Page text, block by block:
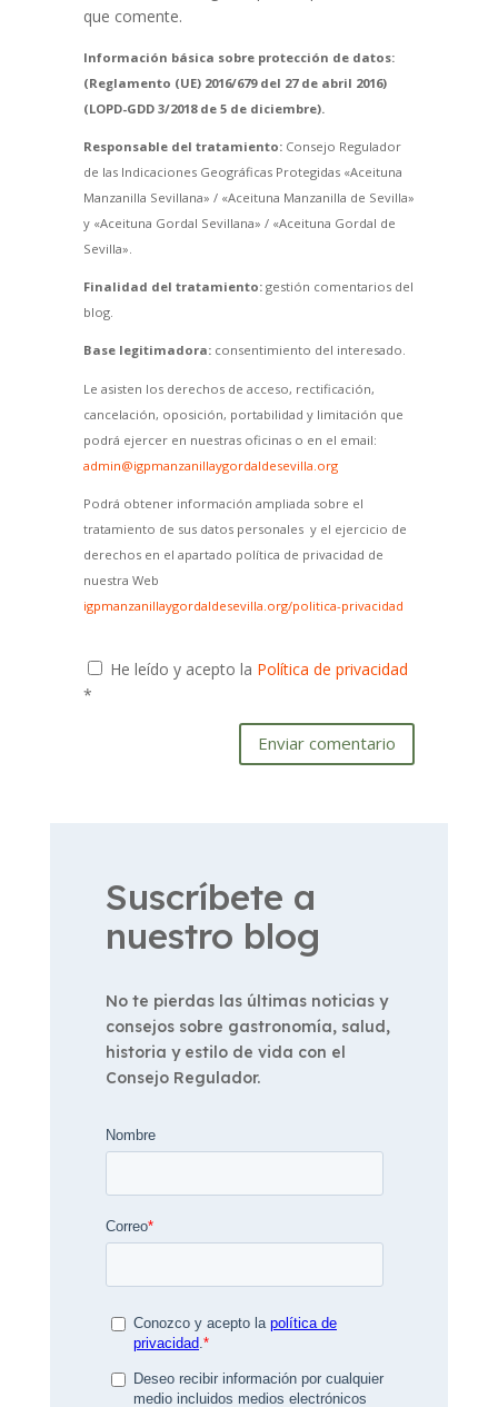
que comente.
Información básica sobre protección de datos:
(Reglamento (UE) 2016/679 del 27 de abril 2016)
(LOPD-GDD 3/2018 de 5 de diciembre).
Responsable del tratamiento:Consejo Regulador
de las Indicaciones Geográficas Protegidas «Aceituna
Manzanilla Sevillana» / «Aceituna Manzanilla de Sevilla»
y «Aceituna Gordal Sevillana» / «Aceituna Gordal de
Sevilla».
Finalidad del tratamiento:gestión comentarios del
blog.
Base legitimadora:consentimiento del interesado.
Le asisten los derechos de acceso, rectificación,
cancelación, oposición, portabilidad y limitación que
podrá ejercer en nuestras oficinas o en el email:
admin@igpmanzanillaygordaldesevilla.org
Podrá obtener información ampliada sobre el
tratamiento de sus datos personales y el ejercicio de
derechos en el apartado política de privacidad de
nuestra Web
igpmanzanillaygordaldesevilla.org/politica-privacidad
He leído y acepto la Política de privacidad
*
Enviar comentario
Suscríbete a
nuestro blog
No te pierdas las últimas noticias y
consejos sobre gastronomía, salud,
historia y estilo de vida con el
Consejo Regulador.